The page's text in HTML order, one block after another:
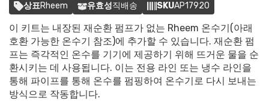
상표Rheem 유효성직배송 SKUAP17920
이 키트는 내장된 재순환 펌프가 없는 Rheem 온수기(아래
호환 가능한 온수기 참조)에 추가할 수 있습니다. 재순환 펌
프는 즉각적인 온수를 기기에 제공하기 위해 뜨거운 물을 순
환시키는 데 사용됩니다. 이는 전용 라인 또는 냉수 라인을
통해 파이프를 통해 온수를 펌핑하여 온수기로 다시 보내는
방식으로 작동합니다.